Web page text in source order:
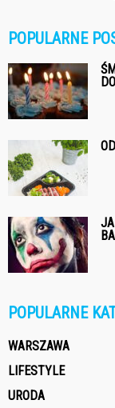
POPULARNE
POPULARNE
WARSZAWA
LIFESTYLE
URODA